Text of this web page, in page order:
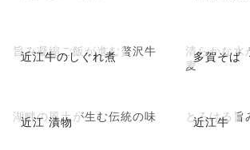
近江牛のしぐれ煮
旨み凝縮ご飯が進む贅沢牛 多賀そば
清らかな水
麦
近江 漬物
湖畔の風土が生む伝統の味 近江牛
とろける旨